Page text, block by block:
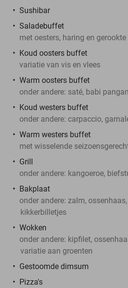
Sushibar
Saladebuffet
met oesters, haring en
Koud oosters buffet
variatie van vis en vlees
Warm oosters buffet
onder andere: saté, babi
Koud westers buffet
onder andere: carpaccio,
Warm westers buffet
met wisselende
Grill
onder andere: kangoeroe,
Bakplaat
onder andere: zalm,
kikkerbilletjes
Wokken
onder andere: kipfilet,
variatie aan groenten
Gestoomde dimsum
Pizza's